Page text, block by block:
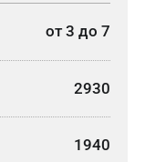
от 3 до 7
2930
1940